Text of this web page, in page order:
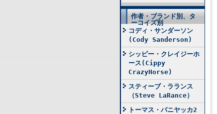
作者・ブランド別、タ
ーコイズ別
コディ・サンダーソン
(Cody Sanderson)
シッピー・クレイジーホ
ース(Cippy
CrazyHorse)
スティーブ・ラランス
（Steve LaRance）
トーマス・バニヤッカ2